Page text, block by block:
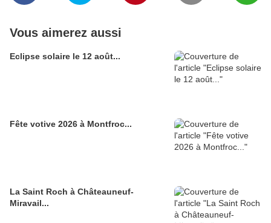
Vous aimerez aussi
Eclipse solaire le 12 août...
Fête votive 2026 à Montfroc...
La Saint Roch à Châteauneuf-
Miravail...